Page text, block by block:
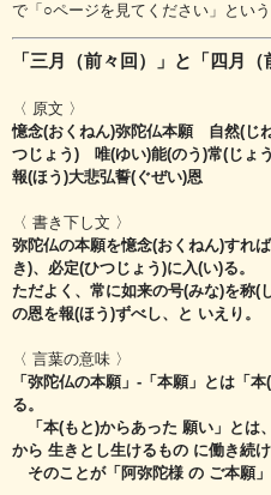
で「○ページを見てください」とい
「三月（前々回）」と「四月
〈 原文 〉
憶念(おくねん)弥陀仏本願 自然(じ
つじょう) 唯(ゆい)能(のう)常(じょ
報(ほう)大悲弘誓(ぐぜい)恩
〈 書き下し文 〉
弥陀仏の本願を憶念(おくねん)すれ
き)、必定(ひつじょう)に入(い)る。
ただよく、常に如来の号(みな)を称(
の恩を報(ほう)ずべし、と いえり。
〈 言葉の意味 〉
「弥陀仏の本願」‐「本願」とは「
る。
「本(もと)からあった 願い」とは
から 生きとし生けるもの に働き続
そのことが「阿弥陀様 の ご本願」